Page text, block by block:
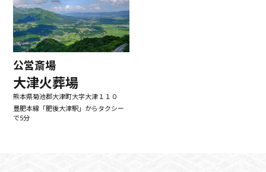
公営斎場
大津火葬場
熊本県菊池郡大津町大字大津１１０
豊肥本線「肥後大津駅」からタクシー
で5分